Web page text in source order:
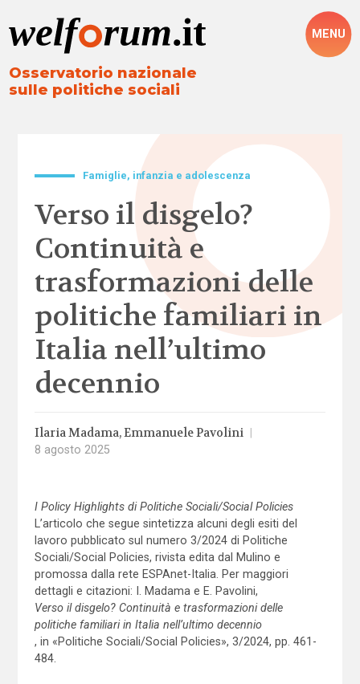
Osservatorio nazionale
sulle politiche sociali
MENU
Famiglie, infanzia e adolescenza
Verso il disgelo?
Continuità e
trasformazioni delle
politiche familiari in
Italia nell’ultimo
decennio
Ilaria Madama Emmanuele Pavolini
8 agosto 2025
I Policy Highlights di Politiche Sociali/Social Policies
L’articolo che segue sintetizza alcuni degli esiti del
lavoro pubblicato sul numero 3/2024 di Politiche
Sociali/Social Policies, rivista edita dal Mulino e
promossa dalla rete ESPAnet-Italia. Per maggiori
dettagli e citazioni: I. Madama e E. Pavolini,
Verso il disgelo? Continuità e trasformazioni delle
politiche familiari in Italia nell’ultimo decennio
, in «Politiche Sociali/Social Policies», 3/2024, pp. 461-
484.